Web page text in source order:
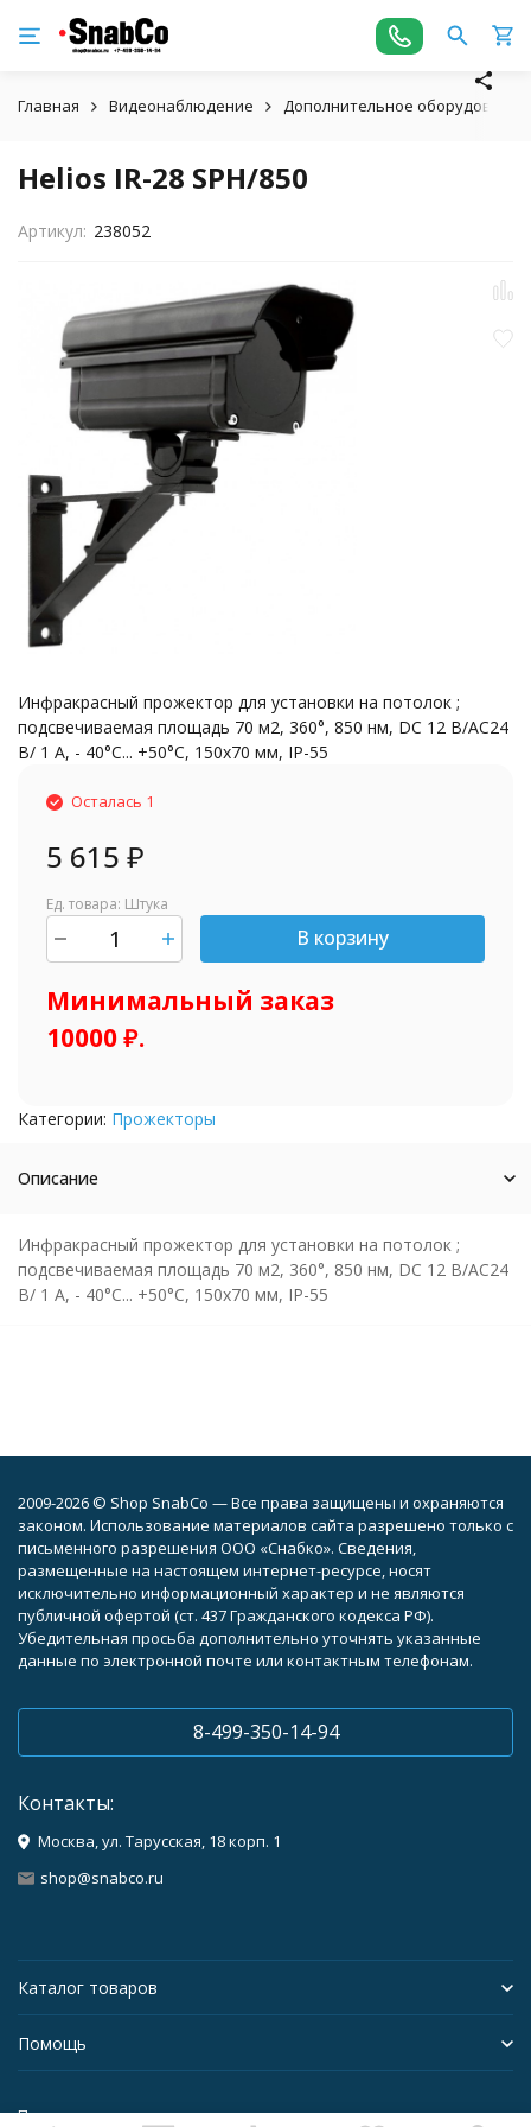
Главная Видеонаблюдение Дополнительное
Helios IR-28 SPH/850
Артикул: 238052
Инфракрасный прожектор для установки на потолок ;
подсвечиваемая площадь 70 м2, 360°, 850 нм, DC 12 B/АС24
B/ 1 A, - 40°С... +50°С, 150х70 мм, IP-55
Осталась 1
5 615 ₽
Ед. товара: Штука
В корзину
Минимальный заказ
10000 ₽.
Категории: Прожекторы
Описание
Инфракрасный прожектор для установки на потолок ;
подсвечиваемая площадь 70 м2, 360°, 850 нм, DC 12 B/АС24
B/ 1 A, - 40°С... +50°С, 150х70 мм, IP-55
2009-2026 © Shop SnabCo — Все права защищены и охраняются
законом. Использование материалов сайта разрешено только с
письменного разрешения ООО «Снабко». Сведения,
размещенные на настоящем интернет-ресурсе, носят
исключительно информационный характер и не являются
публичной офертой (ст. 437 Гражданского кодекса РФ).
Убедительная просьба дополнительно уточнять указанные
данные по электронной почте или контактным телефонам.
8-499-350-14-94
Контакты:
Москва, ул. Тарусская, 18 корп. 1
shop@snabco.ru
Каталог товаров
Помощь
Политика персональных данных